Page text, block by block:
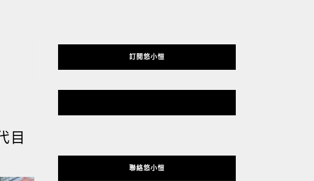
目
訂閱悠小愷
聯絡悠小愷